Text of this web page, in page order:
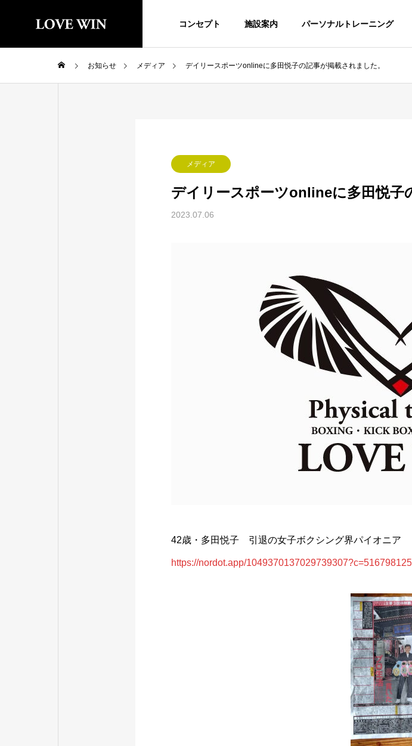
コンセプト 施設案内 パーソナルトレーニング
お知らせ メディア デイリースポーツonlineに多田悦子の記事が掲載されました。
メディア
デイリースポーツonlineに多田悦子
2023.07.06
42歳・多田悦子 引退の女子ボクシング界パイオニア
https://nordot.app/